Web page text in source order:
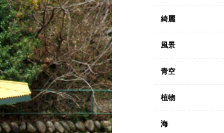
綺麗
風景
青空
植物
海